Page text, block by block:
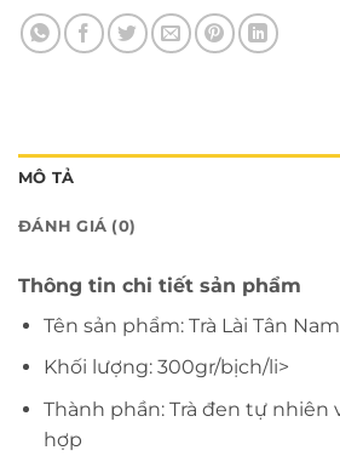
MÔ TẢ
ĐÁNH GIÁ (0)
Thông tin chi tiết sản phẩm
Tên sản phẩm: Trà Lài Tân
Khối lượng: 300gr/bịch/li>
Thành phần: Trà đen tự nhiên
hợp